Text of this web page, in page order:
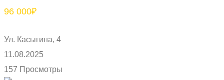
96 000₽
Ул. Касыгина, 4
11.08.2025
157 Просмотры